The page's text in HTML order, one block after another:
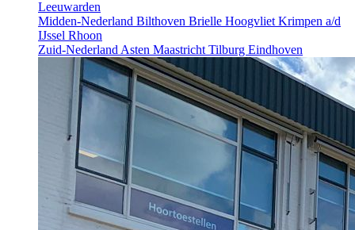
Leeuwarden
Midden-Nederland Bilthoven Brielle HoogvlietKrimpen a/d
IJssel Rhoon
Zuid-NederlandAsten MaastrichtTilburg Eindhoven